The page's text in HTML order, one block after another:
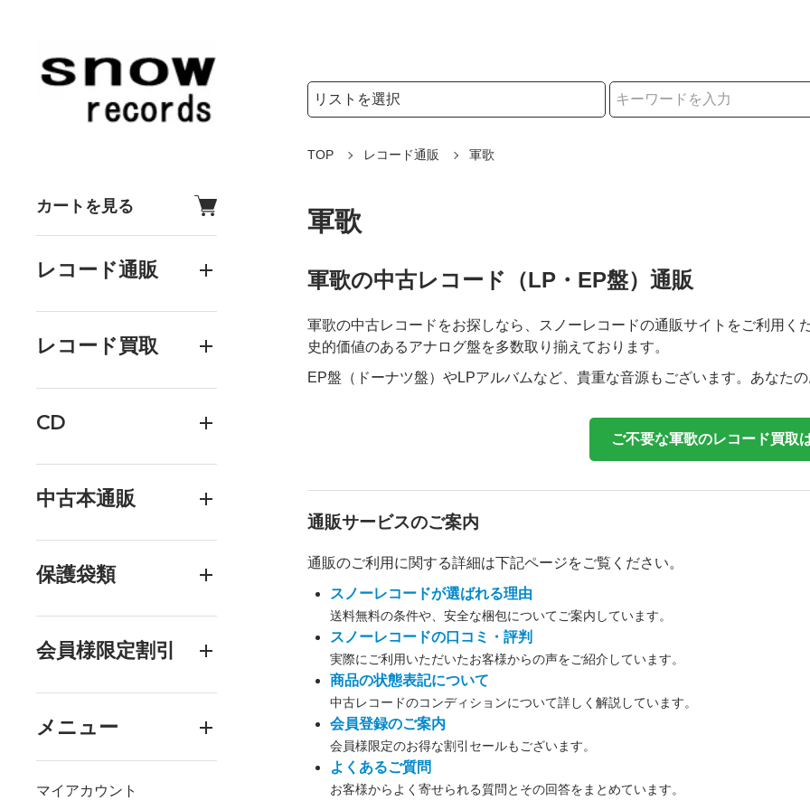
カートを見る
レコード通販
レコード買取
CD
中古本通販
保護袋類
会員様限定割引
メニュー
マイアカウント
検索リストの選択
TOP レコード通販 軍歌
軍歌
軍歌の中古レコード（LP・EP盤）通販
軍歌の中古レコードをお探しなら、スノーレコードの通販サイトをご利用
史的価値のあるアナログ盤を多数取り揃えております。
EP盤（ドーナツ盤）やLPアルバムなど、貴重な音源もございます。あなた
ご不要な軍歌のレコード買取
通販サービスのご案内
通販のご利用に関する詳細は下記ページをご覧ください。
スノーレコードが選ばれる理由
送料無料の条件や、安全な梱包についてご案内しています。
スノーレコードの口コミ・評判
実際にご利用いただいたお客様からの声をご紹介しています。
商品の状態表記について
中古レコードのコンディションについて詳しく解説しています。
会員登録のご案内
会員様限定のお得な割引セールもございます。
よくあるご質問
お客様からよく寄せられる質問とその回答をまとめています。